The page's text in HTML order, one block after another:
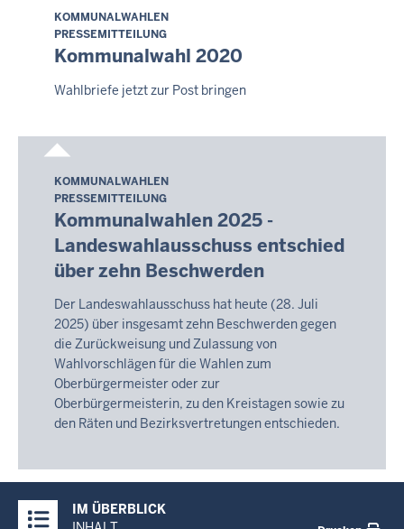
Samstag,
8.
August
2026
11:07
KOMMUNALWAHLEN
PRESSEMITTEILUNG
Kommunalwahl 2020
Wahlbriefe jetzt zur Post bringen
Samstag,
8.
August
2026
-
11:07
KOMMUNALWAHLEN
PRESSEMITTEILUNG
Kommunalwahlen 2025 -
Landeswahlausschuss entschied
über zehn Beschwerden
Der Landeswahlausschuss hat heute (28. Juli
2025) über insgesamt zehn Beschwerden gegen
die Zurückweisung und Zulassung von
Wahlvorschlägen für die Wahlen zum
Oberbürgermeister oder zur
Oberbürgermeisterin, zu den Kreistagen sowie zu
den Räten und Bezirksvertretungen entschieden.
Inhalte
IM ÜBERBLICK